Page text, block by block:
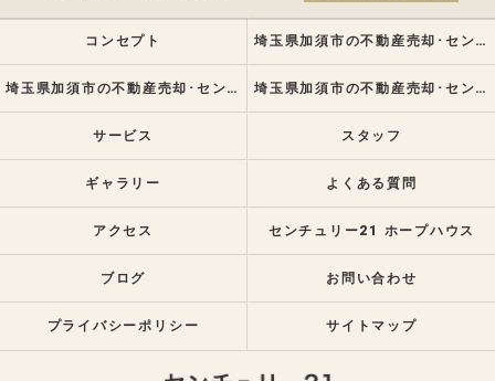
コンセプト 埼玉県加須市の不動産売却･センチュリー21 ホープハウスの口コミ情報
埼玉県加須市の不動産売却･センチュリー21 ホープハウスの評判 埼玉県加須市の不動産売却･センチュリー21 ホープハウスのお客様の声
サービス スタッフ
ギャラリー よくある質問
アクセス センチュリー21 ホープハウス
ブログ お問い合わせ
プライバシーポリシー サイトマップ